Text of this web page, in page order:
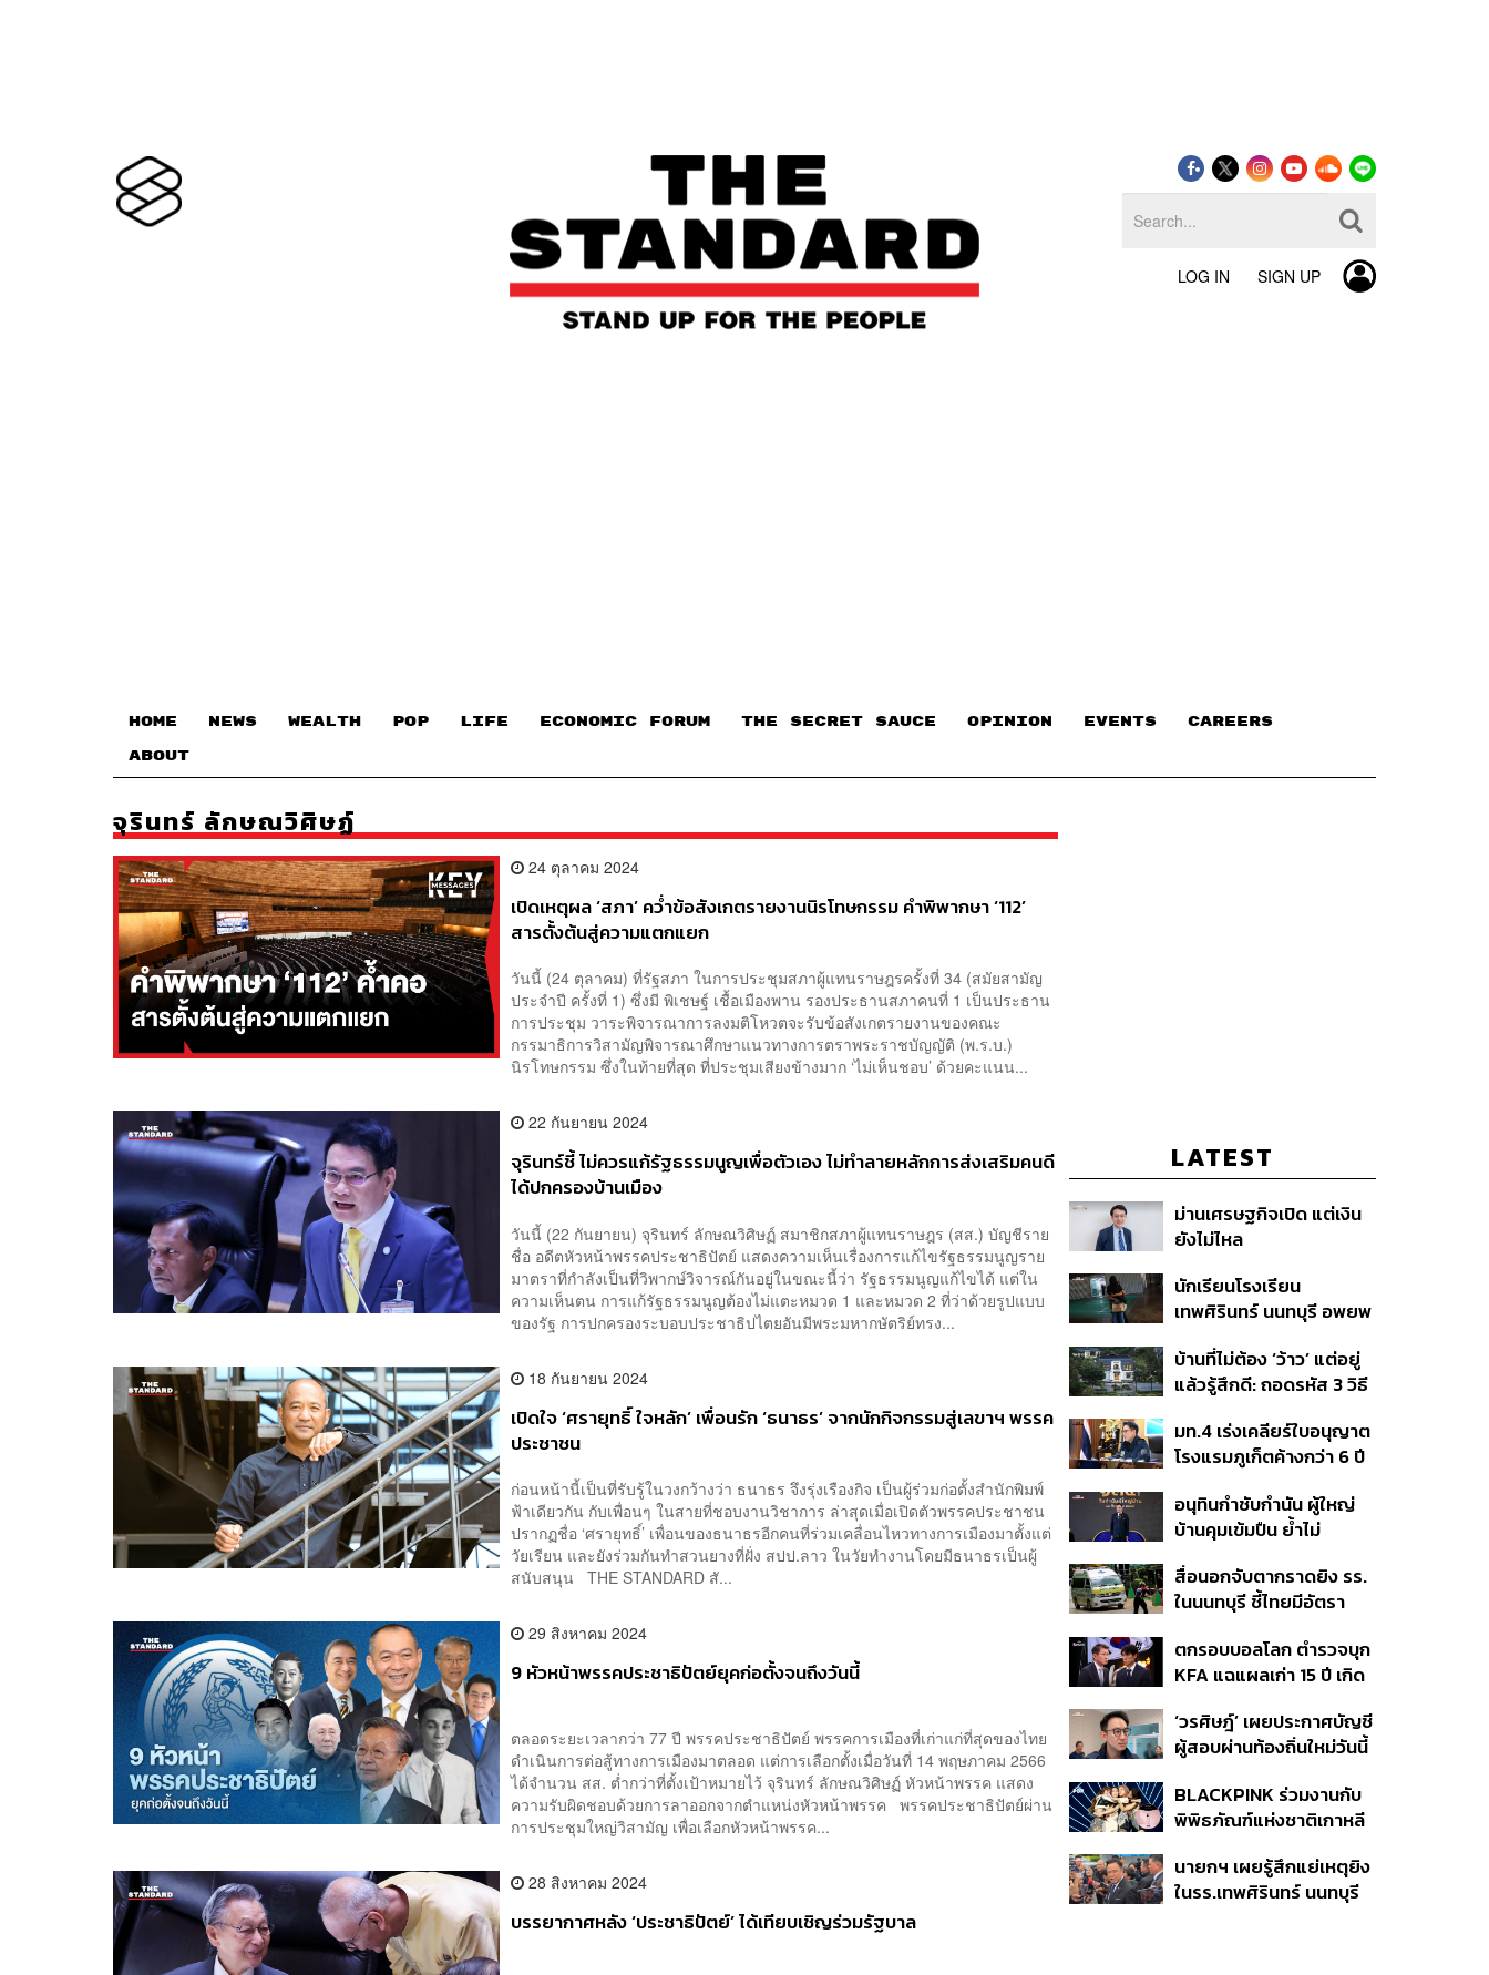
LOG IN SIGN UP
HOME NEWS WEALTH POP LIFE ECONOMIC FORUM THE SECRET SAUCE​ OPINION EVENTS CAREERS
ABOUT
จุรินทร์ ลักษณวิศิษฏ์
24 ตุลาคม 2024
เปิดเหตุผล ‘สภา’ คว่ำข้อสังเกตรายงานนิรโทษกรรม คำพิพากษา ‘112’
สารตั้งต้นสู่ความแตกแยก
วันนี้ (24 ตุลาคม) ที่รัฐสภา ในการประชุมสภาผู้แทนราษฎรครั้งที่ 34 (สมัยสามัญ
ประจำปี ครั้งที่ 1) ซึ่งมี พิเชษฐ์ เชื้อเมืองพาน รองประธานสภาคนที่ 1 เป็นประธาน
การประชุม วาระพิจารณาการลงมติโหวตจะรับข้อสังเกตรายงานของคณะ
กรรมาธิการวิสามัญพิจารณาศึกษาแนวทางการตราพระราชบัญญัติ (พ.ร.บ.)
นิรโทษกรรม ซึ่งในท้ายที่สุด ที่ประชุมเสียงข้างมาก ‘ไม่เห็นชอบ’ ด้วยคะแนน...
22 กันยายน 2024
จุรินทร์ชี้ ไม่ควรแก้รัฐธรรมนูญเพื่อตัวเอง ไม่ทำลายหลักการส่งเสริมคนดี
ได้ปกครองบ้านเมือง
วันนี้ (22 กันยายน) จุรินทร์ ลักษณวิศิษฏ์ สมาชิกสภาผู้แทนราษฎร (สส.) บัญชีราย
ชื่อ อดีตหัวหน้าพรรคประชาธิปัตย์ แสดงความเห็นเรื่องการแก้ไขรัฐธรรมนูญราย
มาตราที่กำลังเป็นที่วิพากษ์วิจารณ์กันอยู่ในขณะนี้ว่า รัฐธรรมนูญแก้ไขได้ แต่ใน
ความเห็นตน การแก้รัฐธรรมนูญต้องไม่แตะหมวด 1 และหมวด 2 ที่ว่าด้วยรูปแบบ
ของรัฐ การปกครองระบอบประชาธิปไตยอันมีพระมหากษัตริย์ทรง...
18 กันยายน 2024
เปิดใจ ‘ศรายุทธิ์ ใจหลัก’ เพื่อนรัก ‘ธนาธร’ จากนักกิจกรรมสู่เลขาฯ พรรค
ประชาชน
ก่อนหน้านี้เป็นที่รับรู้ในวงกว้างว่า ธนาธร จึงรุ่งเรืองกิจ เป็นผู้ร่วมก่อตั้งสำนักพิมพ์
ฟ้าเดียวกัน กับเพื่อนๆ ในสายที่ชอบงานวิชาการ ล่าสุดเมื่อเปิดตัวพรรคประชาชน
ปรากฏชื่อ ‘ศรายุทธิ์’ เพื่อนของธนาธรอีกคนที่ร่วมเคลื่อนไหวทางการเมืองมาตั้งแต่
วัยเรียน และยังร่วมกันทำสวนยางที่ฝั่ง สปป.ลาว ในวัยทำงานโดยมีธนาธรเป็นผู้
สนับสนุน THE STANDARD สั...
29 สิงหาคม 2024
9 หัวหน้าพรรคประชาธิปัตย์ยุคก่อตั้งจนถึงวันนี้
ตลอดระยะเวลากว่า 77 ปี พรรคประชาธิปัตย์ พรรคการเมืองที่เก่าแก่ที่สุดของไทย
ดำเนินการต่อสู้ทางการเมืองมาตลอด แต่การเลือกตั้งเมื่อวันที่ 14 พฤษภาคม 2566
ได้จำนวน สส. ต่ำกว่าที่ตั้งเป้าหมายไว้ จุรินทร์ ลักษณวิศิษฏ์ หัวหน้าพรรค แสดง
ความรับผิดชอบด้วยการลาออกจากตำแหน่งหัวหน้าพรรค พรรคประชาธิปัตย์ผ่าน
การประชุมใหญ่วิสามัญ เพื่อเลือกหัวหน้าพรรค...
28 สิงหาคม 2024
บรรยากาศหลัง ‘ประชาธิปัตย์’ ได้เทียบเชิญร่วมรัฐบาล
LATEST
ม่านเศรษฐกิจเปิด แต่เงิน
ยังไม่ไหล
นักเรียนโรงเรียน
เทพศิรินทร์ นนทบุรี อพยพ
ชั่วคราว หลังเหตุใช้อาวุธ
ปืนภายในโรงเรียน
บ้านที่ไม่ต้อง ‘ว้าว’ แต่อยู่
แล้วรู้สึกดี: ถอดรหัส 3 วิธี
Well-Being ในทุกวัน
มท.4 เร่งเคลียร์ใบอนุญาต
โรงแรมภูเก็ตค้างกว่า 6 ปี
โมเดลแก้ทั้งประเทศ
อนุทินกำชับกำนัน ผู้ใหญ่
บ้านคุมเข้มปืน ย้ำไม่
หน้าที่พกปืนออกนอก
เคหสถาน หวั่นพฤติกรรม
เกิดเหตุ
สื่อนอกจับตากราดยิง รร.
ในนนทบุรี ชี้ไทยมีอัตรา
ต้นของภูมิภาค
ตกรอบบอลโลก ตำรวจบุก
KFA แฉแผลเก่า 15 ปี เกิด
เกาหลีใต้?
‘วรศิษฎ์’ เผยประกาศบัญชี
ผู้สอบผ่านท้องถิ่นใหม่วันนี้
5,925 ราย เริ่ม ต.ค.
BLACKPINK ร่วมงานกับ
พิพิธภัณฑ์แห่งชาติเกาหลี
10 ปีการเดบิวต์
นายกฯ เผยรู้สึกแย่เหตุยิง
ในรร.เทพศิรินทร์ นนทบุรี